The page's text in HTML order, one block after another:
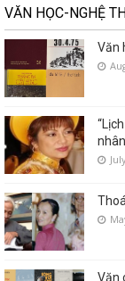
VĂN HỌC-NGHỆ
Văn
Văn